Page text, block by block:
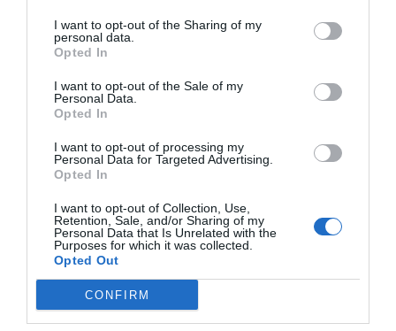
I want to opt-out of the Sharing of my
personal data.
Opted In
I want to opt-out of the Sale of my
Personal Data.
Opted In
I want to opt-out of processing my
Personal Data for Targeted Advertising.
Opted In
I want to opt-out of Collection, Use,
Retention, Sale, and/or Sharing of my
Personal Data that Is Unrelated with the
Purposes for which it was collected.
Opted Out
CONFIRM